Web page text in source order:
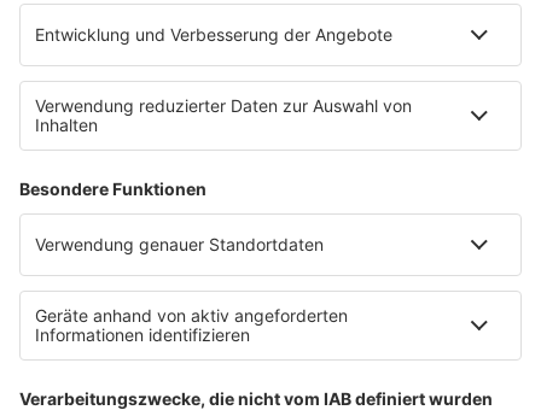
Impressum
Kontakt
myBOB App
BOB-Plakate & Aufkleber bestellen
Datenschutz
Datenschutzeinstellungen
Teilnahmebedingungen
RADIO BOB! auf radioplayer.de
Partner
Wacken Radio by RADIO BOB!